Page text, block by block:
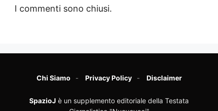
I commenti sono chiusi.
Chi Siamo Privacy Policy Disclaimer
SpazioJ è un supplemento editoriale della Testata